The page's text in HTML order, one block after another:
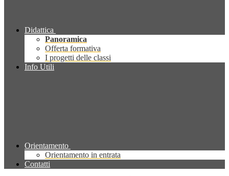
Didattica
Panoramica
Offerta formativa
I progetti delle classi
Info Utili
Orientamento
Orientamento in entrata
Contatti